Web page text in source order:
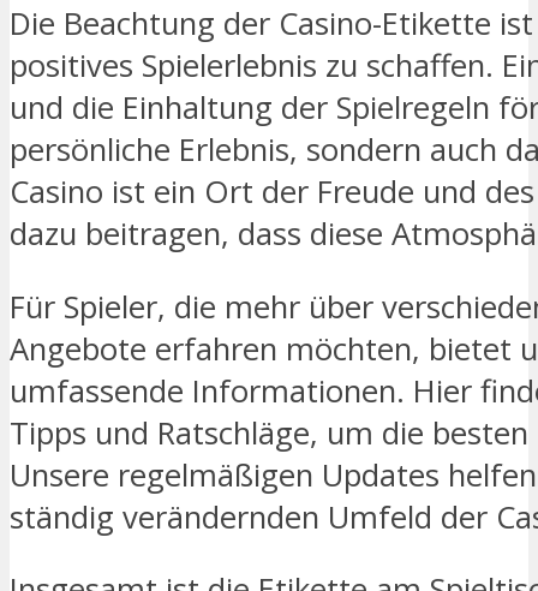
Die Beachtung der Casino-Etikette
positives Spielerlebnis zu schaffen.
und die Einhaltung der Spielregeln
persönliche Erlebnis, sondern auch
Casino ist ein Ort der Freude und
dazu beitragen, dass diese
Für Spieler, die mehr über
Angebote erfahren möchten, bietet
umfassende Informationen. Hier
Tipps und Ratschläge, um die
Unsere regelmäßigen Updates
ständig verändernden Umfeld der